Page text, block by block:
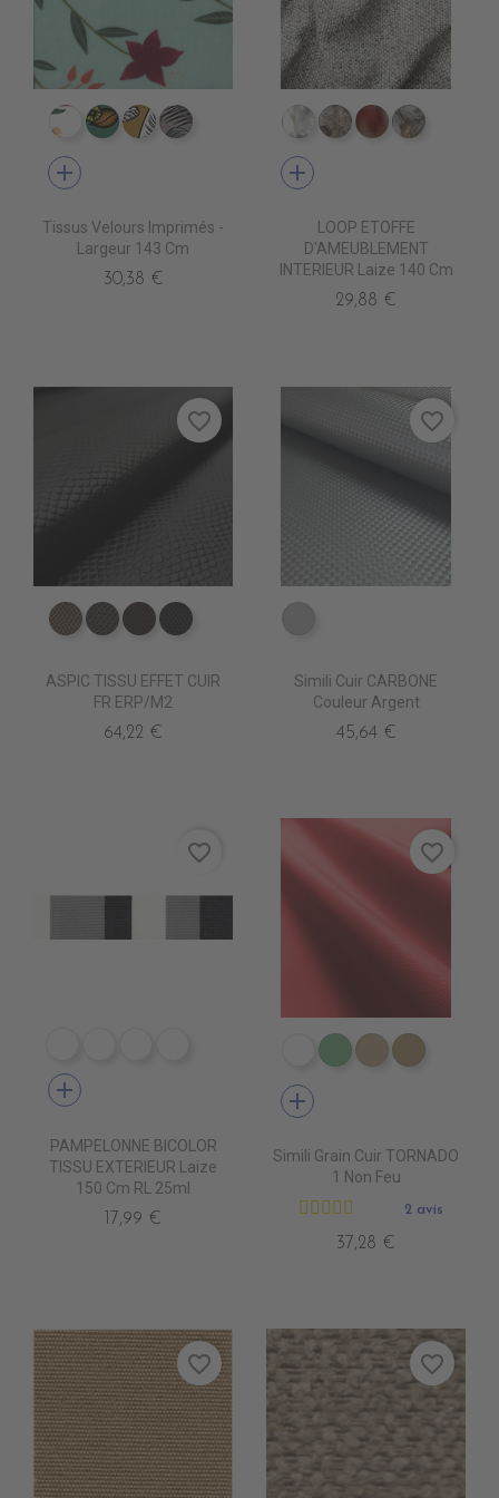
IV0110 ALIGARH BLANC
IV0131 KOCHI CIEL
IV0122 NODIA VENITIEN
IV0123 NODIA TAUPE
add
Tissus Velours Imprimés -
Largeur 143 Cm
30,38 €
TA8100 NEVE
TA8102 PILLA
TA8115 TERRE
TA8105
add
LOOP ETOFFE
D'AMEUBLEMENT
INTERIEUR Laize 140 Cm
29,88 €
ED0570 CANON
ED0590 BETA
ED0610 CLANDESTIN
ED0630 NOIR
ASPIC TISSU EFFET CUIR
FR ERP/M2
64,22 €
favorite_border
Simili Cuir CARBONE
Couleur Argent
45,64 €
favorite_border
DE1012 MARBRE STONE
DE1006 MARBRE COLAS
add
PAMPELONNE BICOLOR
TISSU EXTERIEUR Laize
150 Cm RL 25ml
17,99 €
favorite_border
EN3000 NEIGE
EN3010EN3020EN3030
add
Simili Grain Cuir TORNADO
1 Non Feu
2 avis
37,28 €
favorite_border
favorite_border favorite_border